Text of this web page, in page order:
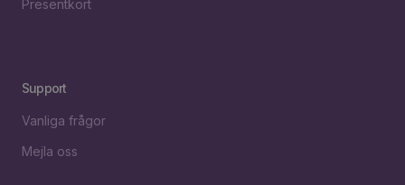
Presentkort
Support
Vanliga frågor
Mejla oss